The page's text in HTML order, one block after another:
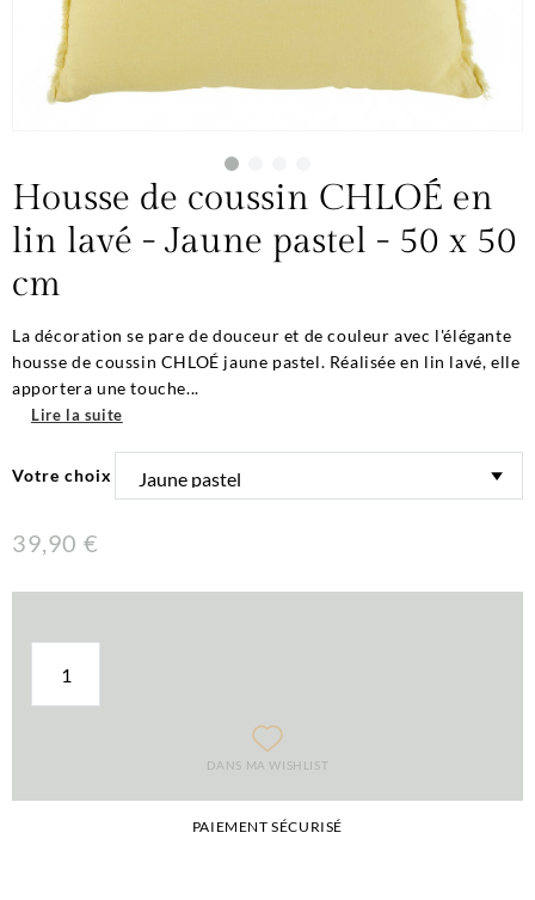
Housse de coussin CHLOÉ en
lin lavé - Jaune pastel - 50 x 50
cm
La décoration se pare de douceur et de couleur avec l'élégante
housse de coussin CHLOÉ jaune pastel. Réalisée en lin lavé, elle
apportera une touche...
Lire la suite
Votre choix
39,90 €
DANS MA WISHLIST
PAIEMENT SÉCURISÉ